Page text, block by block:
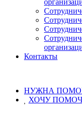
Контакты
НУЖНА
ХОЧУ